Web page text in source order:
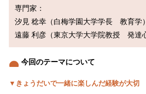
専門家：
汐見 稔幸（白梅学園大学学長　教育学）
今回のテーマについて
▼きょうだいで一緒に楽しんだ経験が大切